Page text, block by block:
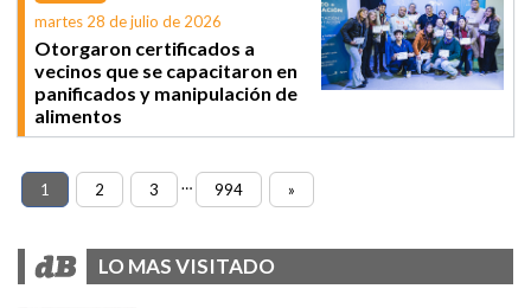
martes 28 de julio de 2026
Otorgaron certificados a
vecinos que se capacitaron en
panificados y manipulación de
alimentos
1 2 3 … 994 »
LO MAS VISITADO